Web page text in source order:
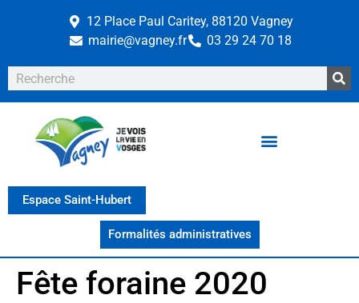
12 Place Paul Caritey, 88120 Vagney
mairie@vagney.fr
03 29 24 70 18
Espace Saint-Hubert
Formalités administratives
Fête foraine 2020